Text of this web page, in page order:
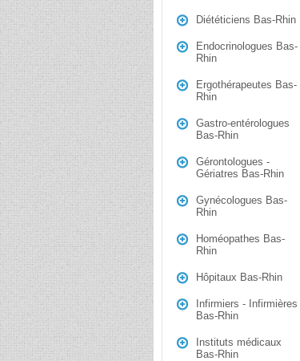
Diététiciens Bas-Rhin
Endocrinologues Bas-
Rhin
Ergothérapeutes Bas-
Rhin
Gastro-entérologues
Bas-Rhin
Gérontologues -
Gériatres Bas-Rhin
Gynécologues Bas-
Rhin
Homéopathes Bas-
Rhin
Hôpitaux Bas-Rhin
Infirmiers - Infirmières
Bas-Rhin
Instituts médicaux
Bas-Rhin